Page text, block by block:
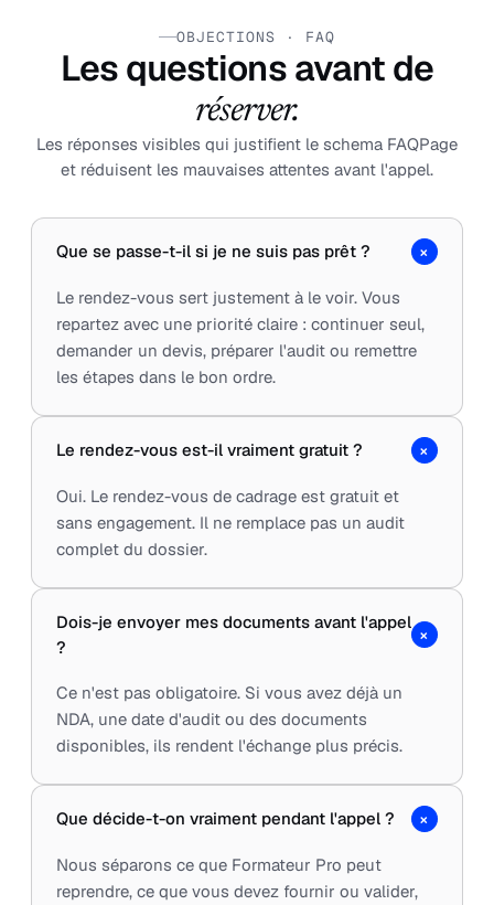
OBJECTIONS · FAQ
Les questions avant de
réserver.
Les réponses visibles qui justifient le schema FAQPage
et réduisent les mauvaises attentes avant l'appel.
Que se passe-t-il si je ne suis pas prêt ? +
Le rendez-vous sert justement à le voir. Vous
repartez avec une priorité claire : continuer seul,
demander un devis, préparer l'audit ou remettre
les étapes dans le bon ordre.
Le rendez-vous est-il vraiment gratuit ? +
Oui. Le rendez-vous de cadrage est gratuit et
sans engagement. Il ne remplace pas un audit
complet du dossier.
Dois-je envoyer mes documents avant l'appel
?
+
Ce n'est pas obligatoire. Si vous avez déjà un
NDA, une date d'audit ou des documents
disponibles, ils rendent l'échange plus précis.
Que décide-t-on vraiment pendant l'appel ? +
Nous séparons ce que Formateur Pro peut
reprendre, ce que vous devez fournir ou valider,